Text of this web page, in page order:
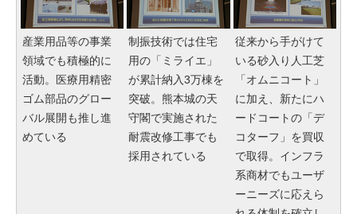
産業用品等の事業
領域でも積極的に
活動。医療用精密
ゴム部品のグロー
バル展開も推し進
めている
制振技術では住宅
用の「ミライエ」
が累計納入3万棟を
突破。熊本城の天
守閣で実施された
耐震改修工事でも
採用されている
従来から手がけて
いる砂入り人工芝
「オムニコート」
に加え、新たにハ
ードコートの「デ
コターフ」を買収
で取得。インフラ
系商材でもユーザ
ーニーズに応えら